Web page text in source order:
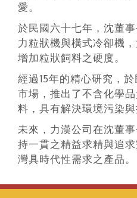
愛。
於民國六十七年，沈董
力粒狀機與橫式冷卻機
增加粒狀飼料之硬度。
經過15年的精心研究，
市場，推出了不含化學
料，具有解決環境污染與
未來，力漢公司在沈董
持一貫之精益求精與追
灣具時代性需求之產品。